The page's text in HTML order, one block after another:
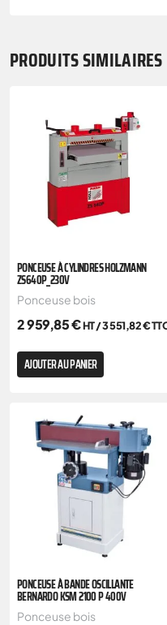
PRODUITS SIMILAIRES
PONCEUSE À CYLINDRES HOLZMANN
ZS640P_230V
Ponceuse bois
2 959,85€HT /3 551,82€
AJOUTER AU PANIER
PONCEUSE À BANDE OSCILLANTE
BERNARDO KSM 2100 P 400V
Ponceuse bois